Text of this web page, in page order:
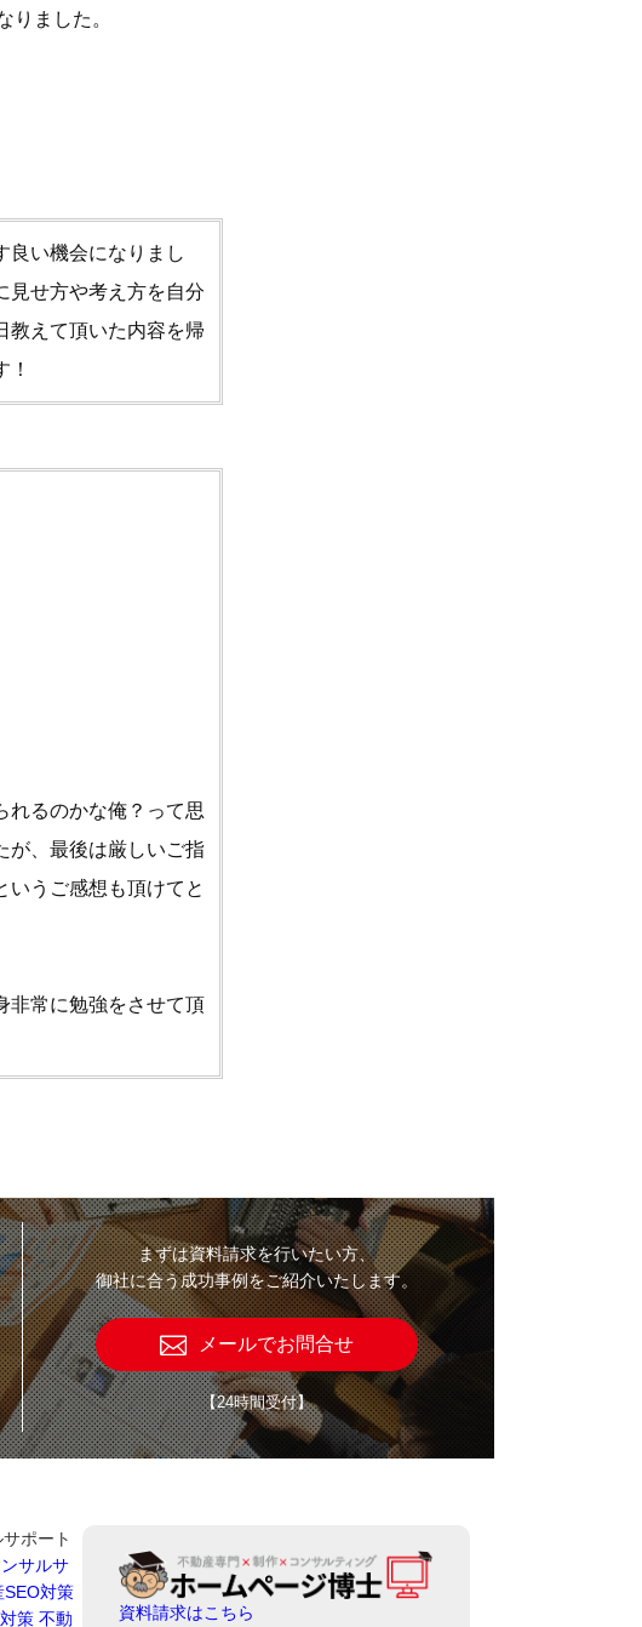
りました。
良い機会になりまし
見せ方や考え方を自分
教えて頂いた内容を帰
れるのかな俺？って思
が、最後は厳しいご指
いうご感想も頂けてと
非常に勉強をさせて頂
まずは資料請求を行いたい方、
御社に合う成功事例をご紹介いたします。
メールでお問合せ
【24時間受付】
ポート
サルサ
SEO対策
策 不動 資料請求はこちら